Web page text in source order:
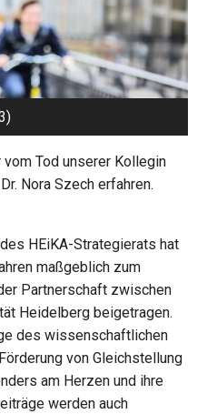
Tod unserer Kollegin
Nora Szech erfahren.
HEiKA-Strategierats hat
maßgeblich zum
Partnerschaft zwischen
Heidelberg beigetragen.
des wissenschaftlichen
von Gleichstellung
am Herzen und ihre
werden auch